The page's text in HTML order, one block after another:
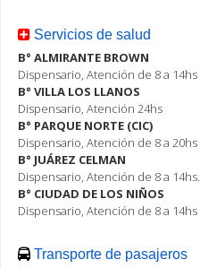
Servicios de salud
B° ALMIRANTE BROWN
Dispensario, Atención de 8 a 14hs
B° VILLA LOS LLANOS
Dispensario, Atención 24hs
B° PARQUE NORTE (CIC)
Dispensario, Atención de 8 a 20hs
B° JUÁREZ CELMAN
Dispensario, Atención de 8 a 14hs.
B° CIUDAD DE LOS NIÑOS
Dispensario, Atención de 8 a 14hs
Transporte de pasajeros